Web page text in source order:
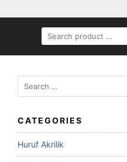
SEARCH
FOR:
Search
for:
CATEGORIES
Huruf Akrilik